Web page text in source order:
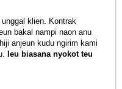
klien. Kontrak
bakal nampi naon anu
anjeun kudu ngirim kami
Ieu biasana nyokot teu